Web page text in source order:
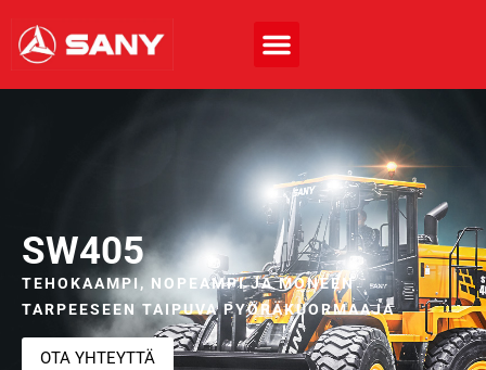
SW405
TEHOKAAMPI, NOPEAMPI JA MONEEN
TARPEESEEN TAIPUVA PYÖRÄKUORMAAJA
OTA YHTEYTTÄ